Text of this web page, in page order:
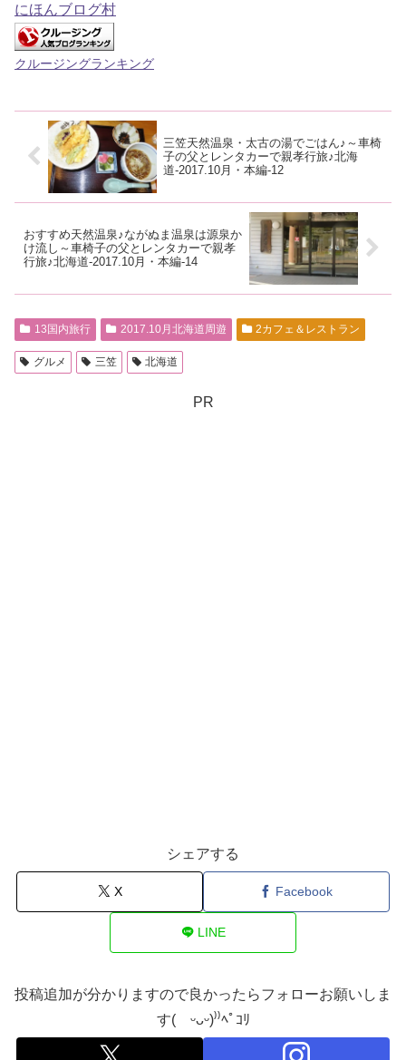
にほんブログ村
クルージングランキング
三笠天然温泉・太古の湯でごはん♪～車椅
子の父とレンタカーで親孝行旅♪北海
道-2017.10月・本編-12
おすすめ天然温泉♪ながぬま温泉は源泉か
け流し～車椅子の父とレンタカーで親孝
行旅♪北海道-2017.10月・本編-14
13国内旅行 2017.10月北海道周遊 2カフェ＆レストラン
グルメ 三笠 北海道
PR
シェアする
X Facebook
LINE
投稿追加が分かりますので良かったらフォローお願いしま
す( ᵕᴗᵕ)⁾⁾ﾍﾟｺﾘ